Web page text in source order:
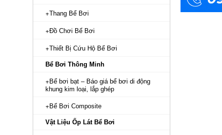
Thang Bể Bơi
Đồ Chơi Bể Bơi
Thiết Bị Cứu Hộ Bể Bơi
Bể Bơi Thông Minh
Bể bơi bạt – Báo giá bể bơi di động
khung kim loại, lắp ghép
Bể Bơi Composite
Vật Liệu Ốp Lát Bể Bơi